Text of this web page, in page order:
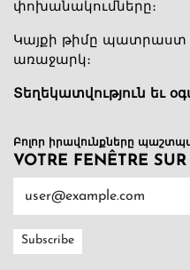
փոխանակումները։
Կայքի թիմը պատրաստ
առաջարկ։
Տեղեկատվություն եւ
Բոլոր իրավունքները
VOTRE FENÊTRE